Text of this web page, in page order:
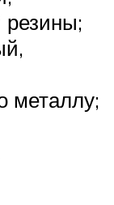
резины;
металлу;